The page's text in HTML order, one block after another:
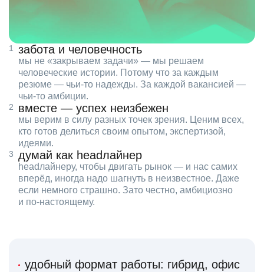
забота и человечность
мы не «закрываем задачи» — мы решаем
человеческие истории. Потому что за каждым
резюме — чьи‑то надежды. За каждой вакансией —
чьи‑то амбиции.
вместе — успех неизбежен
мы верим в силу разных точек зрения. Ценим всех,
кто готов делиться своим опытом, экспертизой,
идеями.
думай как headлайнер
headлайнеру, чтобы двигать рынок — и нас самих
вперёд, иногда надо шагнуть в неизвестное. Даже
если немного страшно. Зато честно, амбициозно
и по‑настоящему.
удобный формат работы: гибрид, офис